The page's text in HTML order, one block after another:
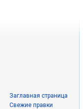
Заглавная страница
Свежие правки